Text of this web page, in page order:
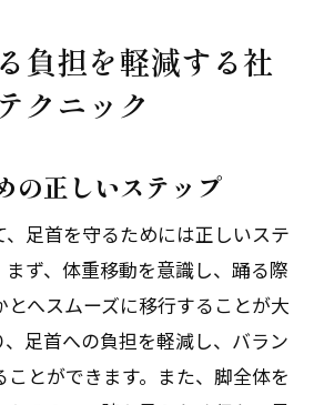
負担を軽減する社
クニック
の正しいステップ
足首を守るためには正しいステ
まず、体重移動を意識し、踊る際
とへスムーズに移行することが大
足首への負担を軽減し、バラン
とができます。また、脚全体を